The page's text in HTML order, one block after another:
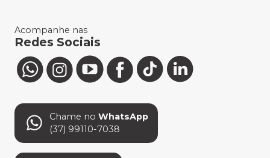
Acompanhe nas
Redes Sociais
Chame no WhatsApp
(37) 99110-7038